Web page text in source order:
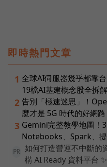
即時熱門文章
1 全球AI伺服器幾乎都靠
19檔AI基建概念股全拆解
2 告別「極速迷思」！
麼才是 5G 時代的好網路
3 Gemini完整教學地圖！
Notebooks、Spark、
PR
如何打造營運不中斷的
構 AI Ready 資料平台